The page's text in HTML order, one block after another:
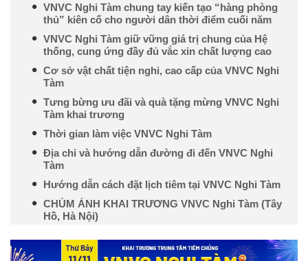
VNVC Nghi Tàm chung tay kiến tạo “hàng phòng
thủ” kiên cố cho người dân thời điểm cuối năm
VNVC Nghi Tàm giữ vững giá trị chung của Hệ
thống, cung ứng đầy đủ vắc xin chất lượng cao
Cơ sở vật chất tiện nghi, cao cấp của VNVC Nghi
Tàm
Tưng bừng ưu đãi và quà tặng mừng VNVC Nghi
Tàm khai trương
Thời gian làm việc VNVC Nghi Tàm
Địa chỉ và hướng dẫn đường đi đến VNVC Nghi
Tàm
Hướng dẫn cách đặt lịch tiêm tại VNVC Nghi Tàm
CHÙM ẢNH KHAI TRƯƠNG VNVC Nghi Tàm (Tây
Hồ, Hà Nội)